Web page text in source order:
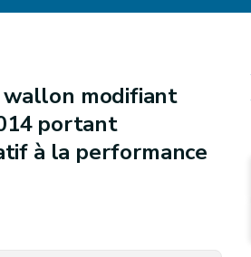
modifiant
portant
à la performance